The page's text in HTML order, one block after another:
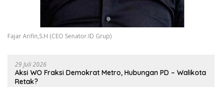
Fajar Arifin,S.H (CEO Senator.ID Grup)
29 Juli 2026
Aksi WO Fraksi Demokrat Metro, Hubungan PD – Walikota
Retak?